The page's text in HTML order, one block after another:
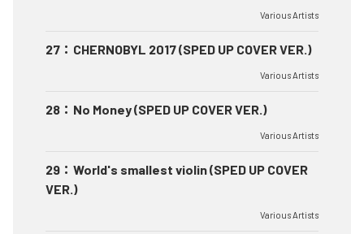
Various Artists
27 ： CHERNOBYL 2017 (SPED UP COVER VER.)
Various Artists
28 ： No Money (SPED UP COVER VER.)
Various Artists
29 ： World's smallest violin (SPED UP COVER
VER.)
Various Artists